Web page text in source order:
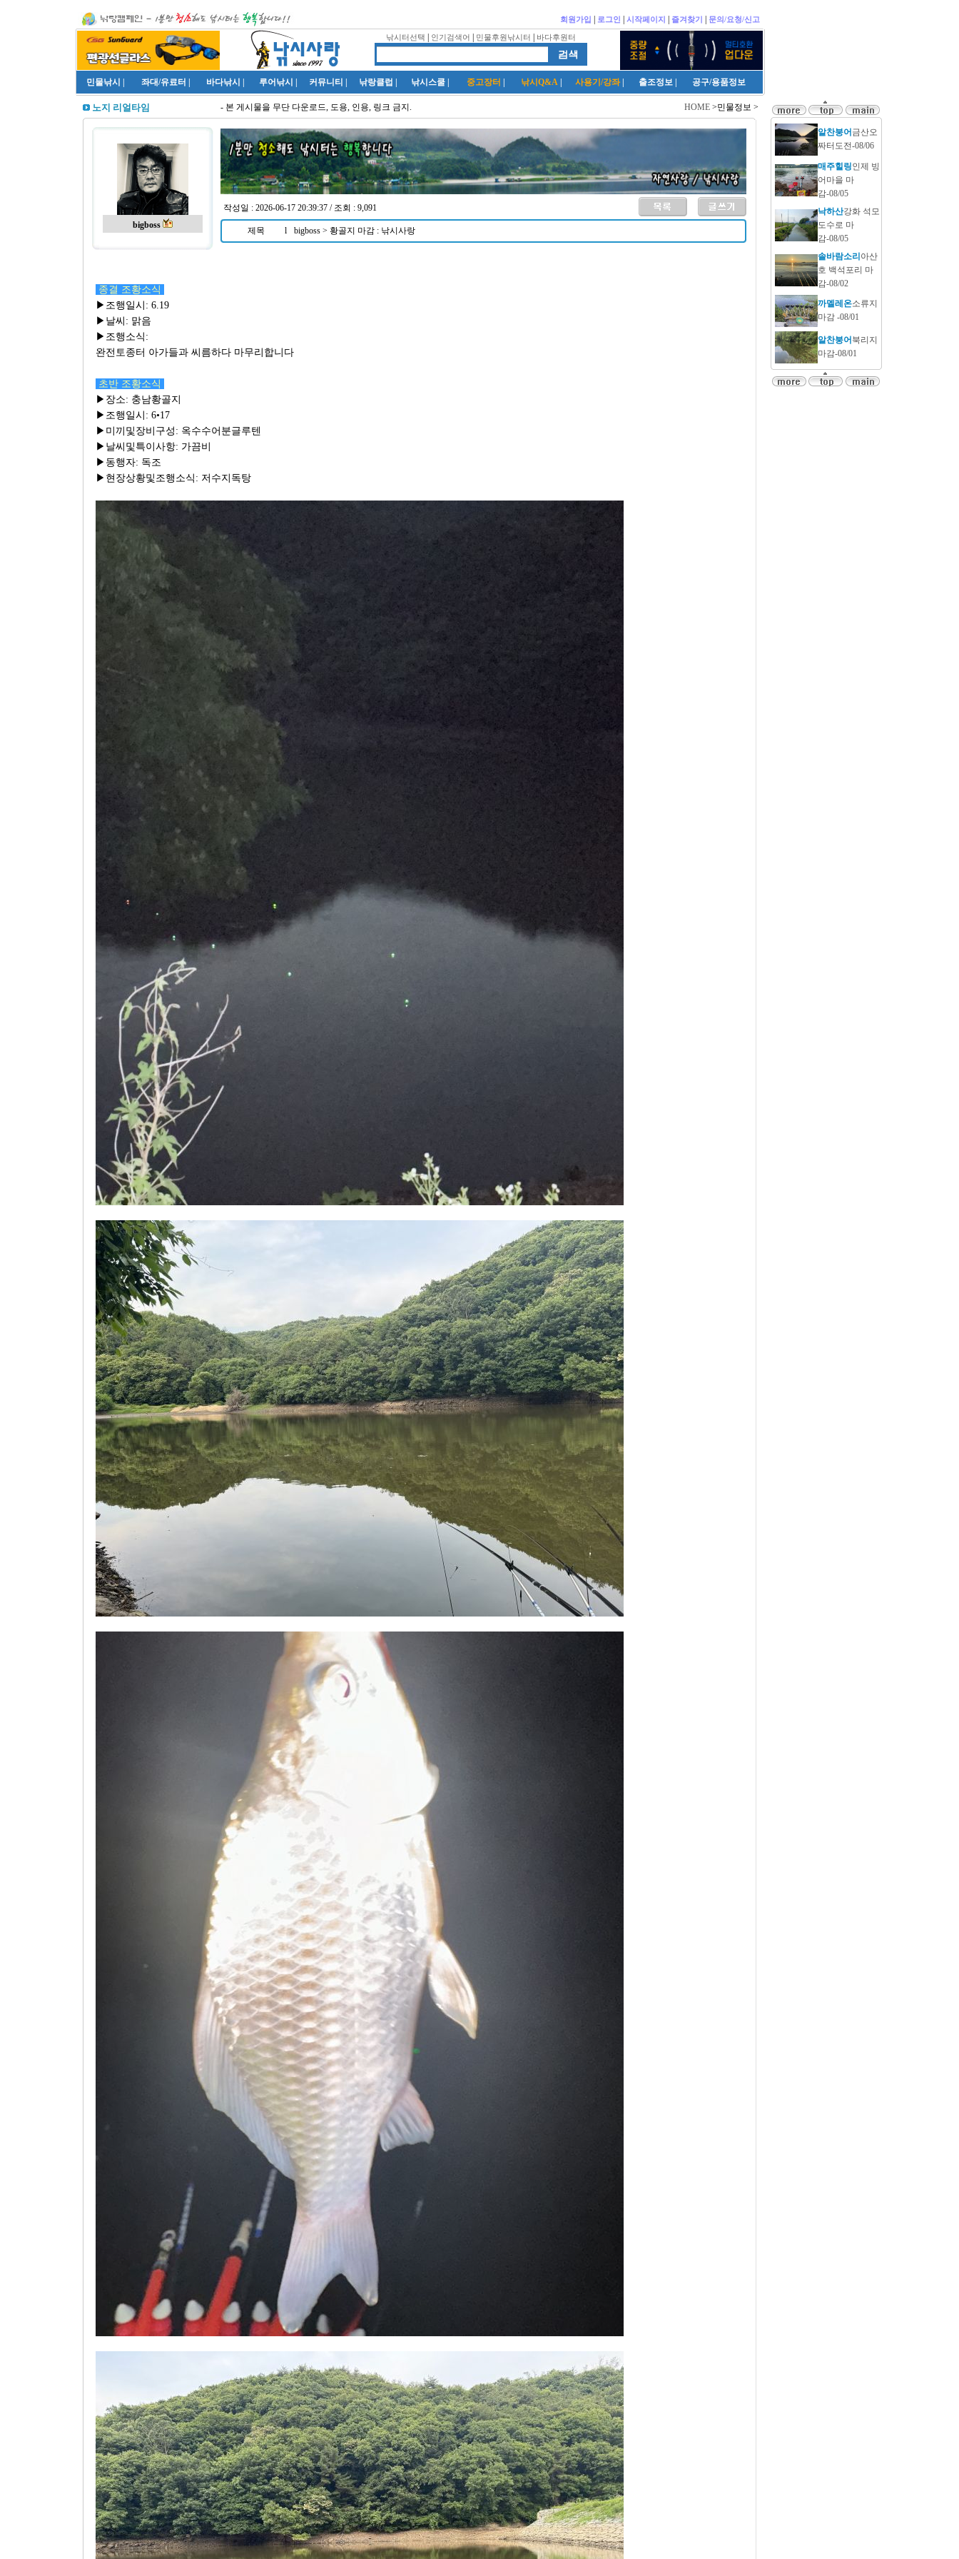
회원가입 로그인 시작페이지 즐겨찾기 문의/요청/신고
낚시터선택 인기검색어 민물후원낚시터 바다후원터
민물낚시 좌대/유료터 바다낚시 루어낚시 커뮤니티 낚랑클럽 낚시스쿨 중고장터 낚시Q&A 사용기/강좌 출조정보 공구/용품정보
노지 리얼타임 - 본 게시물을 무단 다운로드, 도용, 인용, 링크 금지. HOME>민물정보 >
bigboss
작성일 : 2026-06-17 20:39:37 / 조회 : 9,091
제목 l bigboss > 황골지 마감 : 낚시사랑
종결 조황소식
▶조행일시: 6.19
▶날씨: 맑음
▶조행소식:
완전토종터 아가들과 씨름하다 마무리합니다
초반 조황소식
▶장소: 충남황골지
▶조행일시: 6•17
▶미끼및장비구성: 옥수수어분글루텐
▶날씨및특이사항: 가끔비
▶동행자: 독조
▶현장상황및조행소식: 저수지독탕
알찬붕어 금산오
짜터도전-08/06
매주힐링인제 빙
어마을 마
감-08/05
낙하산강화 석모
도수로 마
감-08/05
솔바람소리 아산
호 백석포리 마
감-08/02
까멜레온소류지
마감 -08/01
알찬붕어 북리지
마감-08/01